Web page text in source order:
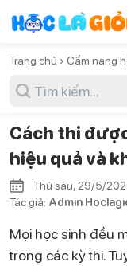
Trang chủ › Cẩm nang
Cách thi
hiệu quả và
Thứ sáu, 29/5/
Tác giả: Admin
Mọi học sinh đều
trong các kỳ thi.